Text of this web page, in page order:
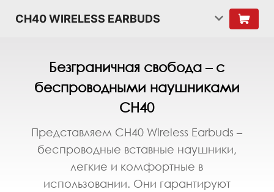
CH40 WIRELESS EARBUDS
Безграничная свобода – с
беспроводными наушниками
CH40
Представляем CH40 Wireless Earbuds –
беспроводные вставные наушники,
легкие и комфортные в
использовании. Они гарантируют